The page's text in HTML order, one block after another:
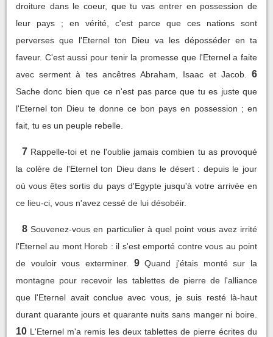
droiture dans le coeur, que tu vas entrer en possession de
leur pays ; en vérité, c'est parce que ces nations sont
perverses que l'Eternel ton Dieu va les déposséder en ta
faveur. C'est aussi pour tenir la promesse que l'Eternel a faite
avec serment à tes ancêtres Abraham, Isaac et Jacob.
6
Sache donc bien que ce n'est pas parce que tu es juste que
l'Eternel ton Dieu te donne ce bon pays en possession ; en
fait, tu es un peuple rebelle.
7 Rappelle-toi et ne l'oublie jamais combien tu as provoqué
la colère de l'Eternel ton Dieu dans le désert : depuis le jour
où vous êtes sortis du pays d'Egypte jusqu'à votre arrivée en
ce lieu-ci, vous n'avez cessé de lui désobéir.
8 Souvenez-vous en particulier à quel point vous avez irrité
l'Eternel au mont Horeb : il s'est emporté contre vous au point
de vouloir vous exterminer.
9 Quand j'étais monté sur la
montagne pour recevoir les tablettes de pierre de l'alliance
que l'Eternel avait conclue avec vous, je suis resté là-haut
durant quarante jours et quarante nuits sans manger ni boire.
10 L'Eternel m'a remis les deux tablettes de pierre écrites du